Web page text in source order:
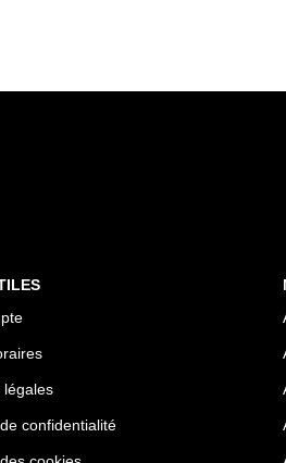
légales
confidentialité